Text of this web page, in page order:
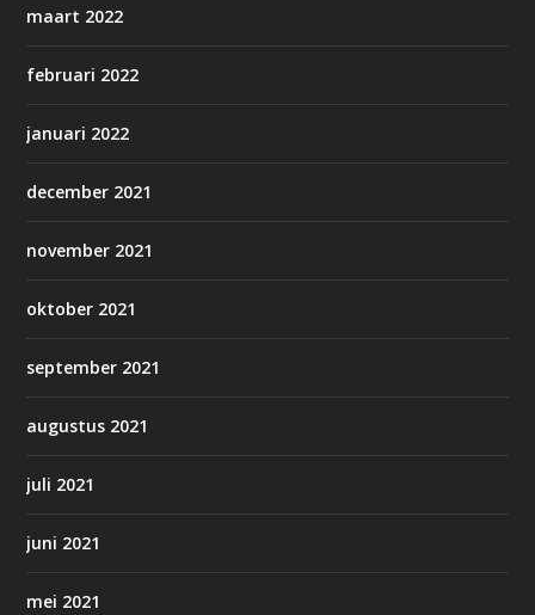
maart 2022
februari 2022
januari 2022
december 2021
november 2021
oktober 2021
september 2021
augustus 2021
juli 2021
juni 2021
mei 2021